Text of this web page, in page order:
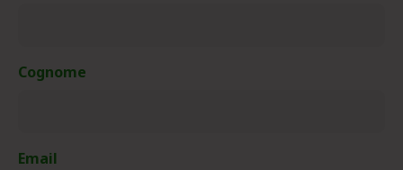
Cognome
Email